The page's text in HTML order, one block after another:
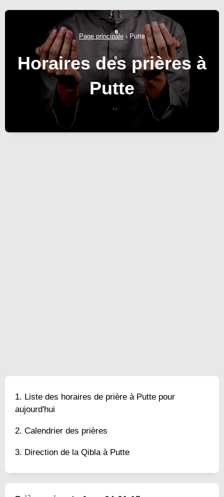
Page principale › Putte
Horaires des prières à
Putte
Liste des horaires de prière à Putte pour
aujourd'hui
Calendrier des prières
Direction de la Qibla à Putte